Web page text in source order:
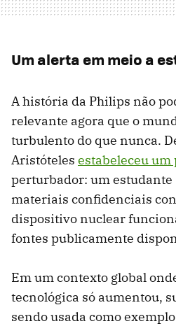
Um alerta em meio a
A história da Philips não
relevante agora que o
turbulento do que nunca.
Aristóteles estabeleceu um
perturbador: um estudante
materiais confidenciais
dispositivo nuclear
fontes publicamente
Em um contexto global
tecnológica só aumentou,
sendo usada como